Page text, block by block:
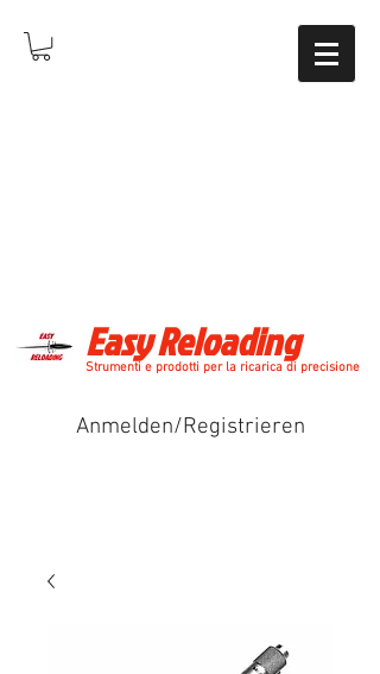
Easy Reloading
Strumenti e prodotti per la ricarica di precisione
Anmelden/Registrieren